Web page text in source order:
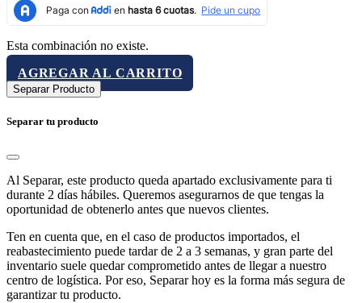
Esta combinación no existe.
AGREGAR AL CARRITO
Separar Producto
Separar tu producto
Al Separar, este producto queda apartado exclusivamente para ti
durante 2 días hábiles. Queremos asegurarnos de que tengas la
oportunidad de obtenerlo antes que nuevos clientes.
Ten en cuenta que, en el caso de productos importados, el
reabastecimiento puede tardar de 2 a 3 semanas, y gran parte del
inventario suele quedar comprometido antes de llegar a nuestro
centro de logística. Por eso, Separar hoy es la forma más segura de
garantizar tu producto.